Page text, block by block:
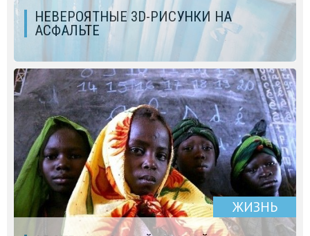
НЕВЕРОЯТНЫЕ 3D-РИСУНКИ НА
АСФАЛЬТЕ
ЖИЗНЬ